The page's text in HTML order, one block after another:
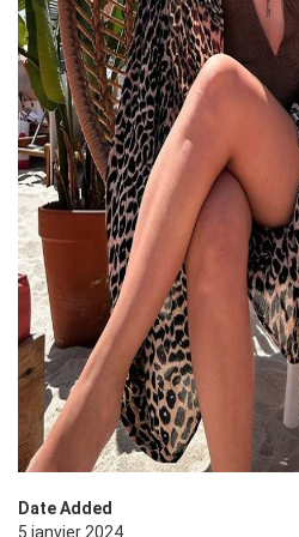
Date Added
5 janvier 2024